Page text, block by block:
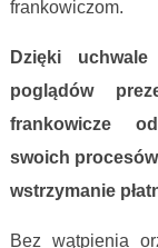
frankowiczom.
Dzięki
poglądów
frankowicze
swoich
wstrzymanie
Bez wątpienia